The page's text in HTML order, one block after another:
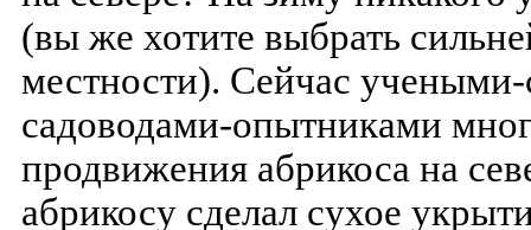
(вы же хотите выбрать
местности). Сейчас
садоводами-опытниками
продвижения абрикоса на
абрикосу сделал сухое